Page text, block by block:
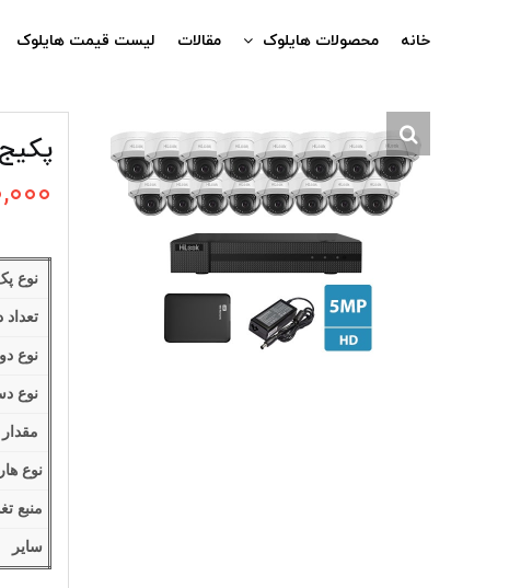
خانه محصولات هایلوک مقالات لیست قیمت هایلوک
پکیج 16تایی دوربین 5 مگاپیکسلی هایلوک
نوع
تعداد
نوع
نوع
نوع
منبع
سایر